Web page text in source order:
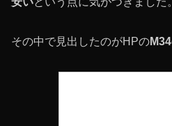
その中で見出したのがHPの